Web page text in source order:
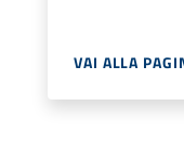
VAI ALLA